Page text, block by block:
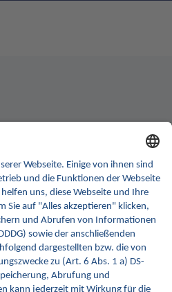
für Interoperabilität.
Dafür erweitern wir
Funktionen von INA.